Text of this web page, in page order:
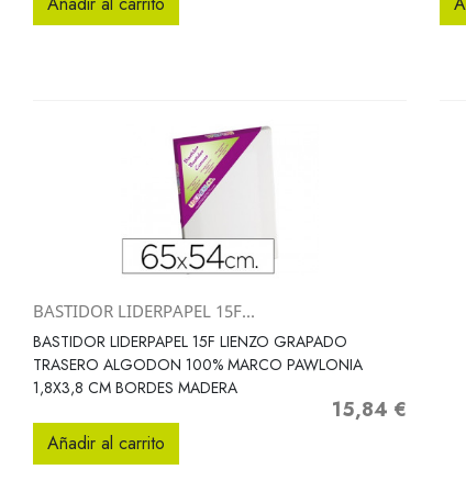
 Vista rápida
BASTIDOR LIDERPAPEL 15F...
BASTIDOR LIDERPAPEL 15F LIENZO GRAPADO
TRASERO ALGODON 100% MARCO PAWLONIA
1,8X3,8 CM BORDES MADERA
Precio
15,84 €
Añadir al carrito